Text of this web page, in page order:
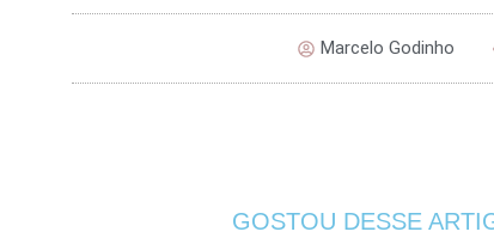
Marcelo Godinho
GOSTOU DESSE